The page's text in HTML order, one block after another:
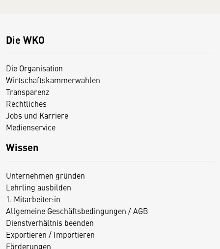
Die WKO
Die Organisation
Wirtschaftskammerwahlen
Transparenz
Rechtliches
Jobs und Karriere
Medienservice
Wissen
Unternehmen gründen
Lehrling ausbilden
1. Mitarbeiter:in
Allgemeine Geschäftsbedingungen / AGB
Dienstverhältnis beenden
Exportieren / Importieren
Förderungen